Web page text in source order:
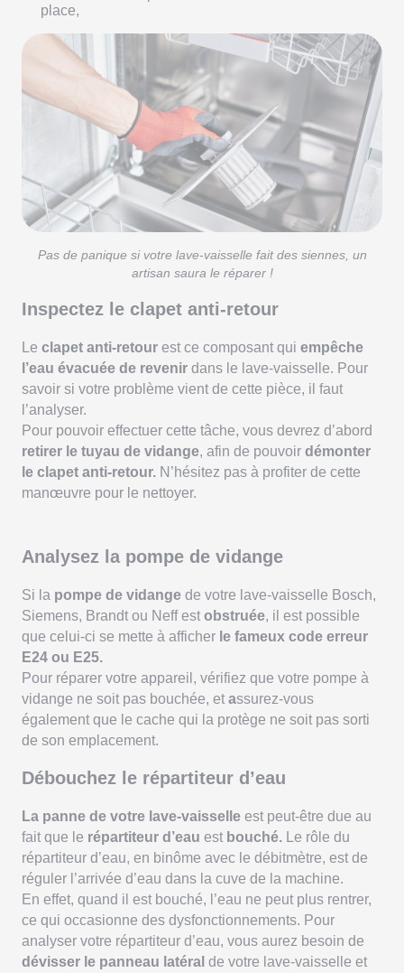
place,
Pas de panique si votre lave-vaisselle fait des siennes, un
artisan saura le réparer !
Inspectez le clapet anti-retour
Le clapet anti-retour est ce composant qui empêche
l’eau évacuée de revenir dans le lave-vaisselle. Pour
savoir si votre problème vient de cette pièce, il faut
l’analyser.
Pour pouvoir effectuer cette tâche, vous devrez d’abord
retirer le tuyau de vidange, afin de pouvoir démonter
le clapet anti-retour. N’hésitez pas à profiter de cette
manœuvre pour le nettoyer.
Analysez la pompe de vidange
Si la pompe de vidange de votre lave-vaisselle Bosch,
Siemens, Brandt ou Neff est obstruée, il est possible
que celui-ci se mette à afficher le fameux code erreur
E24 ou E25.
Pour réparer votre appareil, vérifiez que votre pompe à
vidange ne soit pas bouchée, et assurez-vous
également que le cache qui la protège ne soit pas sorti
de son emplacement.
Débouchez le répartiteur d’eau
La panne de votre lave-vaisselle est peut-être due au
fait que le répartiteur d’eau est bouché. Le rôle du
répartiteur d’eau, en binôme avec le débitmètre, est de
réguler l’arrivée d’eau dans la cuve de la machine.
En effet, quand il est bouché, l’eau ne peut plus rentrer,
ce qui occasionne des dysfonctionnements. Pour
analyser votre répartiteur d’eau, vous aurez besoin de
dévisser le panneau latéral de votre lave-vaisselle et